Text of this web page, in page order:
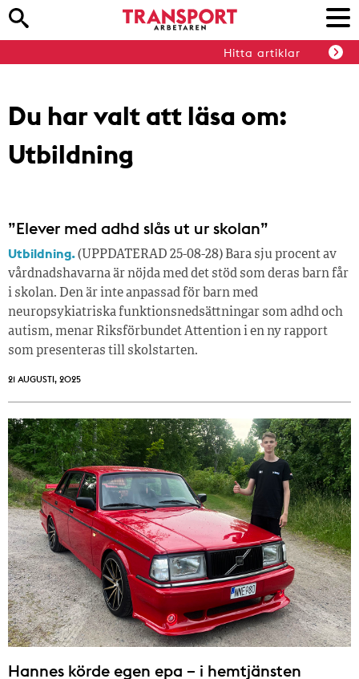
Hitta artiklar
Du har valt att läsa om:
Utbildning
”Elever med adhd slås ut ur skolan”
Utbildning.(UPPDATERAD 25-08-28) Bara sju procent av
vårdnadshavarna är nöjda med det stöd som deras barn får
i skolan. Den är inte anpassad för barn med
neuropsykiatriska funktionsnedsättningar som adhd och
autism, menar Riksförbundet Attention i en ny rapport
som presenteras till skolstarten.
21 AUGUSTI, 2025
Hannes körde egen epa – i hemtjänsten